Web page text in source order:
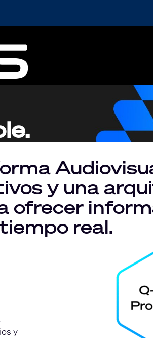
y una
ofrecer
real.
y